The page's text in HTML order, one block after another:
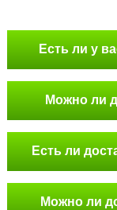
Есть ли у
Можно ли
Есть ли
Можно ли